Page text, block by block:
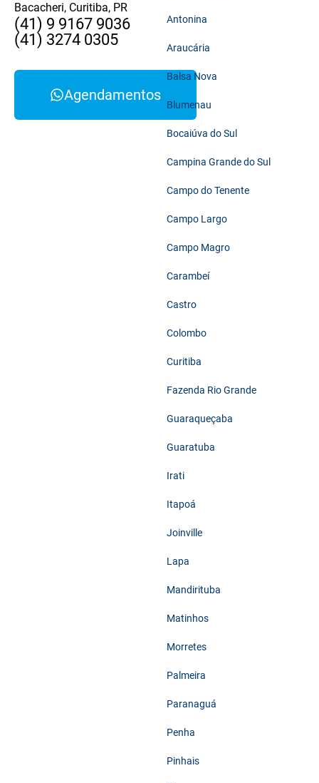
Bacacheri, Curitiba, PR
(41) 9 9167 9036
(41) 3274 0305
Agendamentos
Antonina
Araucária
Balsa Nova
Blumenau
Bocaiúva do Sul
Campina Grande do Sul
Campo do Tenente
Campo Largo
Campo Magro
Carambeí
Castro
Colombo
Curitiba
Fazenda Rio Grande
Guaraqueçaba
Guaratuba
Irati
Itapoá
Joinville
Lapa
Mandirituba
Matinhos
Morretes
Palmeira
Paranaguá
Penha
Pinhais